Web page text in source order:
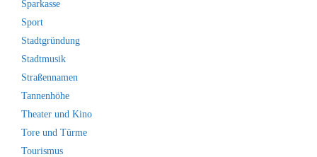
Sparkasse
Sport
Stadtgründung
Stadtmusik
Straßennamen
Tannenhöhe
Theater und Kino
Tore und Türme
Tourismus